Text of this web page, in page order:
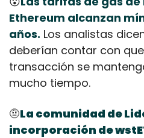
Ethereum alcanzan
años. Los analistas
deberían contar con
transacción se
mucho tiempo.
🤨La comunidad de
incorporación de